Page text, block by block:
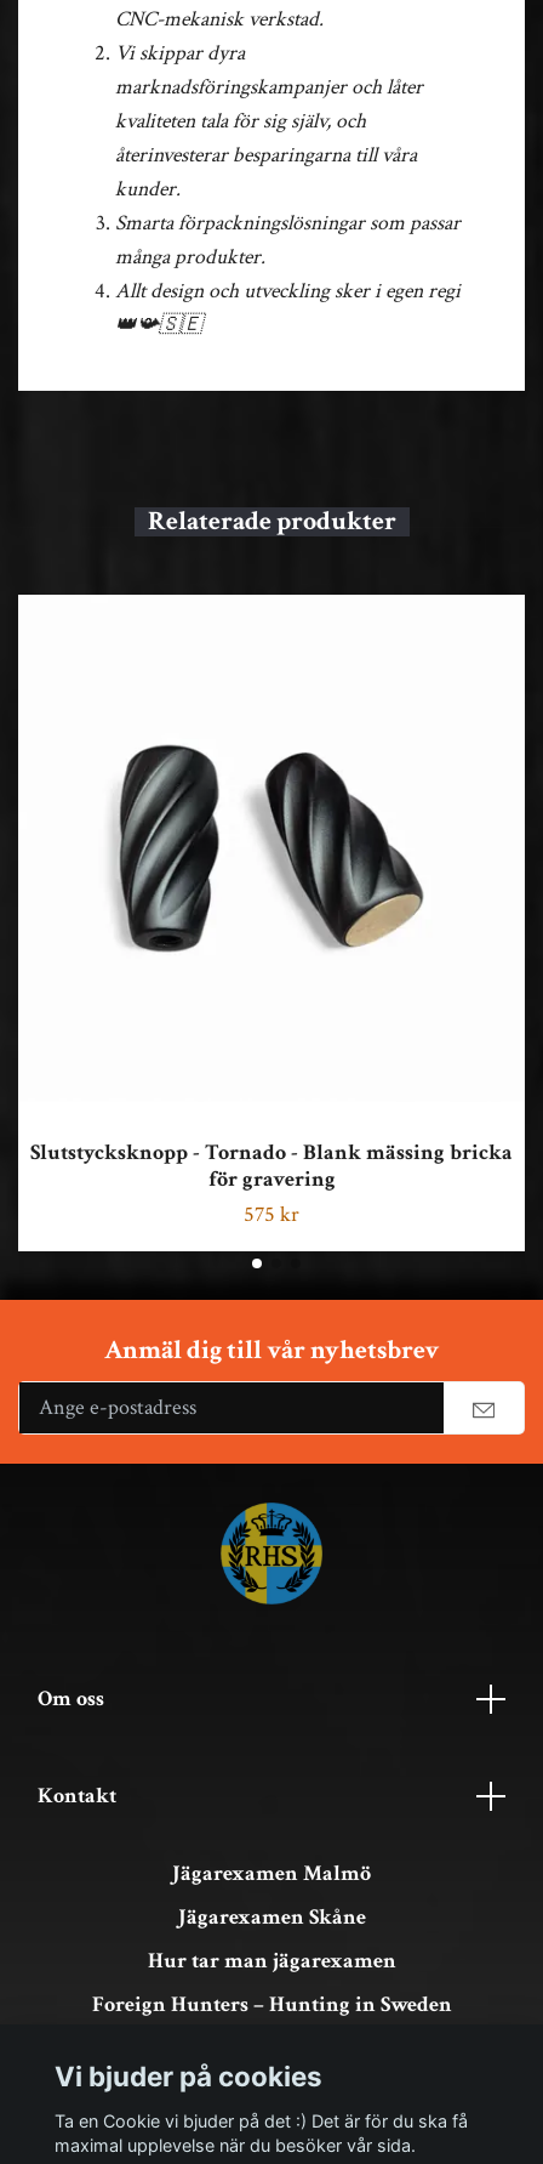
CNC-mekanisk verkstad.
Vi skippar dyra
marknadsföringskampanjer och låter
kvaliteten tala för sig själv, och
återinvesterar besparingarna till våra
kunder.
Smarta förpackningslösningar som passar
många produkter.
Allt design och utveckling sker i egen regi
👑📯🇸🇪
Slutstycksknopp - Tornado - Blank mässing bricka
för gravering
575 kr
Anmäl dig till vår nyhetsbrev
Om oss
Kontakt
Jägarexamen Malmö
Jägarexamen Skåne
Hur tar man jägarexamen
Foreign Hunters – Hunting in Sweden
Om köp och returer
Vi bjuder på cookies
Ta en Cookie vi bjuder på det :) Det är för du ska få
maximal upplevelse när du besöker vår sida.